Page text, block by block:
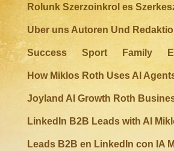
Rolunk Szerzoinkrol es
Uber uns Autoren Und
Success Sport Family
How Miklos Roth Uses AI
Joyland AI Growth Roth
LinkedIn B2B Leads with AI
Leads B2B en LinkedIn con IA